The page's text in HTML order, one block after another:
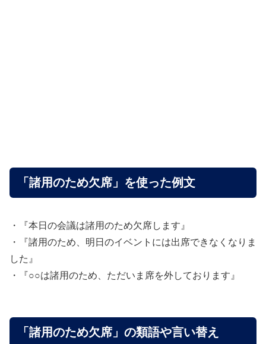
「諸用のため欠席」を使った例文
・『本日の会議は諸用のため欠席します』
・『諸用のため、明日のイベントには出席できなくなりま
した』
・『○○は諸用のため、ただいま席を外しております』
「諸用のため欠席」の類語や言い替え